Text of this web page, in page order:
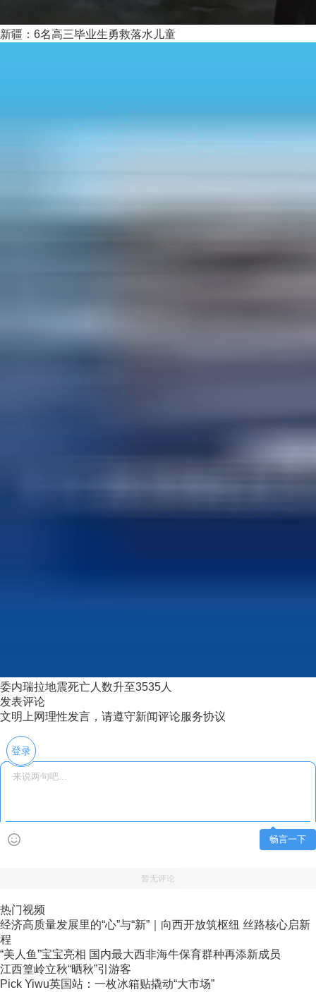
新疆：6名高三毕业生勇救落水儿童
委内瑞拉地震死亡人数升至3535人
发表评论
文明上网理性发言，请遵守新闻评论服务协议
登录
畅言一下
暂无评论
热门视频
经济高质量发展里的“心”与“新”｜向西开放筑枢纽 丝路核心启新
程
“美人鱼”宝宝亮相 国内最大西非海牛保育群种再添新成员
江西篁岭立秋“晒秋”引游客
Pick Yiwu英国站：一枚冰箱贴撬动“大市场”